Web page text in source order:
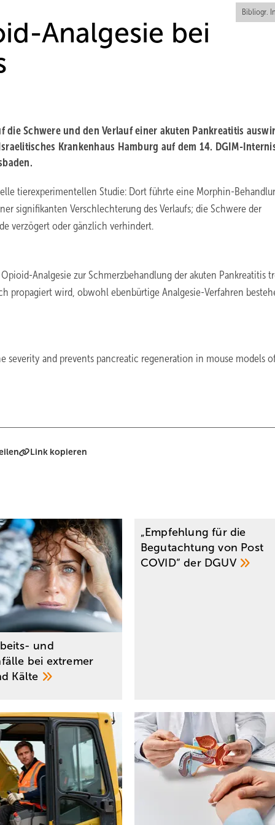
Bibliogr.
Analgesie bei
Schwere und den Verlauf einer akuten Pankreatitis
Krankenhaus Hamburg auf dem 14. DGIM-
tierexperimentellen Studie: Dort führte eine Morphin-
signifikanten Verschlechterung des Verlaufs; die Schwere der
verzögert oder gänzlich verhindert.
Analgesie zur Schmerzbehandlung der akuten Pankreatitis
propagiert wird, obwohl ebenbürtige Analgesie-Verfahren
severity and prevents pancreatic regeneration in mouse models
Link kopieren
und
bei extremer
Kälte
„Empfehlung für die
Begutachtung von Post
COVID“ der DGUV